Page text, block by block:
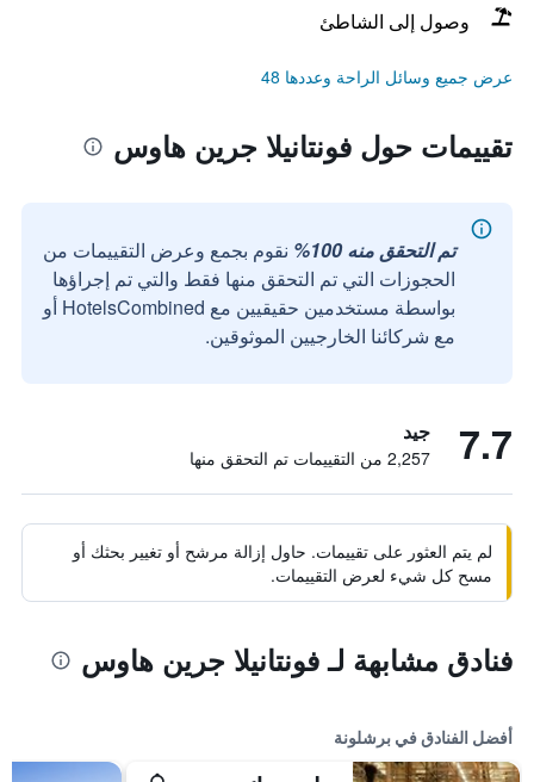
وصول إلى الشاطئ
عرض جميع وسائل الراحة وعددها 48
تقييمات حول فونتانيلا جرين هاوس
تم التحقق منه 100%
نقوم بجمع وعرض التقييمات من
الحجوزات التي تم التحقق منها فقط والتي تم إجراؤها
بواسطة مستخدمين حقيقيين مع HotelsCombined أو
مع شركائنا الخارجيين الموثوقين.
7.7 جيد
2,257 من التقييمات تم التحقق منها
لم يتم العثور على تقييمات. حاول إزالة مرشح أو تغيير بحثك أو
مسح كل شيء لعرض التقييمات.
فنادق مشابهة لـ فونتانيلا جرين هاوس
أفضل الفنادق في برشلونة